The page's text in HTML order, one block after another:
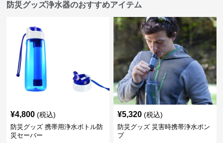
防災グッズ浄水器のおすすめアイテム
¥4,800 (税込)
防災グッズ 携帯用浄水ボトル防
災セーバー
¥5,320 (税込)
防災グッズ 災害時携帯浄水ポン
プ